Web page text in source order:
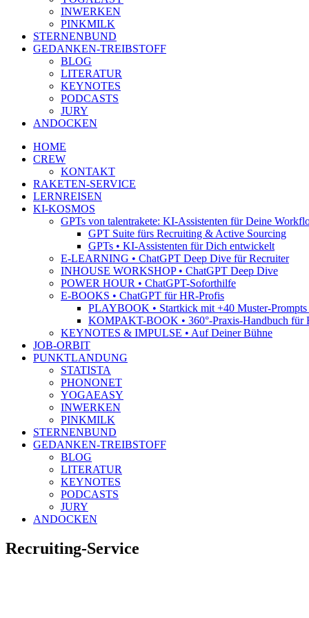
INWERKEN
PINKMILK
STERNENBUND
GEDANKEN-TREIBSTOFF
BLOG
LITERATUR
KEYNOTES
PODCASTS
JURY
ANDOCKEN
HOME
CREW
KONTAKT
RAKETEN-SERVICE
LERNREISEN
KI-KOSMOS
GPTs von talentrakete: KI-Assistenten für Deine
GPT Suite fürs Recruiting & Active Sourcing
GPTs • KI-Assistenten für Dich entwickelt
E-LEARNING • ChatGPT Deep Dive für Recruiter
INHOUSE WORKSHOP • ChatGPT Deep Dive
POWER HOUR • ChatGPT-Soforthilfe
E-BOOKS • ChatGPT für HR-Profis
PLAYBOOK • Startkick mit +40 Muster-
KOMPAKT-BOOK • 360°-Praxis-Handbuch für
KEYNOTES & IMPULSE • Auf Deiner Bühne
JOB-ORBIT
PUNKTLANDUNG
STATISTA
PHONONET
YOGAEASY
INWERKEN
PINKMILK
STERNENBUND
GEDANKEN-TREIBSTOFF
BLOG
LITERATUR
KEYNOTES
PODCASTS
JURY
ANDOCKEN
Recruiting-Service